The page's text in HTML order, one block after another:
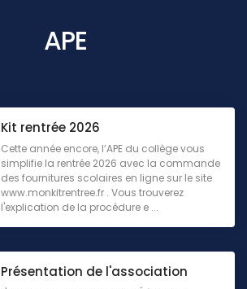
APE
Kit rentrée 2026
Cette année encore, l’APE du collège vous
simplifie la rentrée 2026 avec la commande
des fournitures scolaires en ligne sur le site
www.monkitrentree.fr . Vous trouverez
l'explication de la procédure e ...
Présentation de l'association